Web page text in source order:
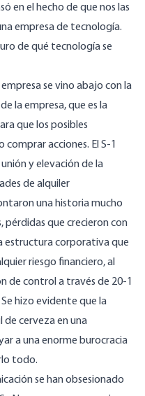
en el hecho de que nos las
empresa de tecnología.
de qué tecnología se
se vino abajo con la
la empresa, que es la
que los posibles
acciones. El S-1
y elevación de la
de alquiler
una historia mucho
pérdidas que crecieron con
estructura corporativa que
riesgo financiero, al
de control a través de 20-1
hizo evidente que la
de cerveza en una
a una enorme burocracia
todo.
se han obsesionado